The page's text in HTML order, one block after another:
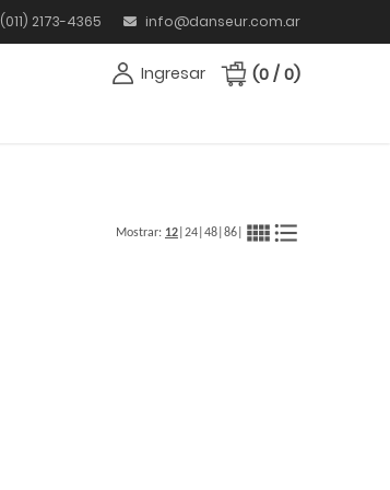
(011) 2173-4365 info@danseur.com.ar
Ingresar (0 / 0)
Mostrar: 12 24 48 86 view_comfyformat_list_bulleted